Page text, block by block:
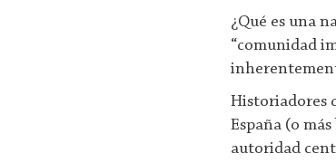
¿Qué es una
“comunidad
Historiadores
España (o
autoridad